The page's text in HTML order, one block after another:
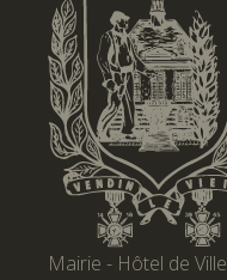
Mairie - Hôtel de Ville